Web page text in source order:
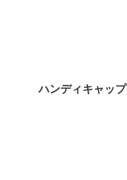
ハンディキャップ